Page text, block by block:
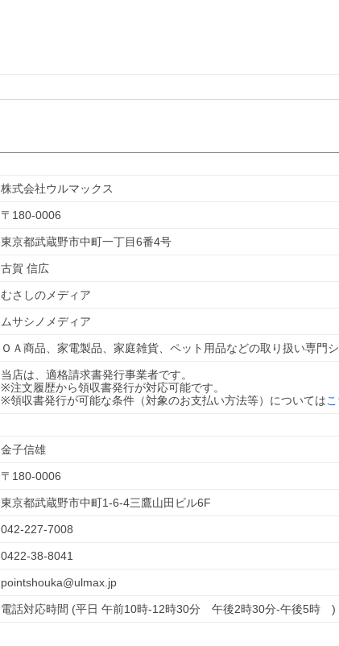
株式会社ウルマックス
〒 180-0006
東京都武蔵野市中町一丁目6番4号
古賀 信広
むさしのメディア
ムサシノメディア
ＯＡ商品、家電製品、家庭雑貨、ペット用品などの取り扱い専門シ
当店は、適格請求書発行事業者です。
※注文履歴から領収書発行が対応可能です。
※領収書発行が可能な条件（対象のお支払い方法等）については
金子信雄
〒 180-0006
東京都武蔵野市中町1-6-4三鷹山田ビル6F
042-227-7008
0422-38-8041
pointshouka@ulmax.jp
電話対応時間 (平日 午前10時-12時30分　午後2時30分-午後5時　)